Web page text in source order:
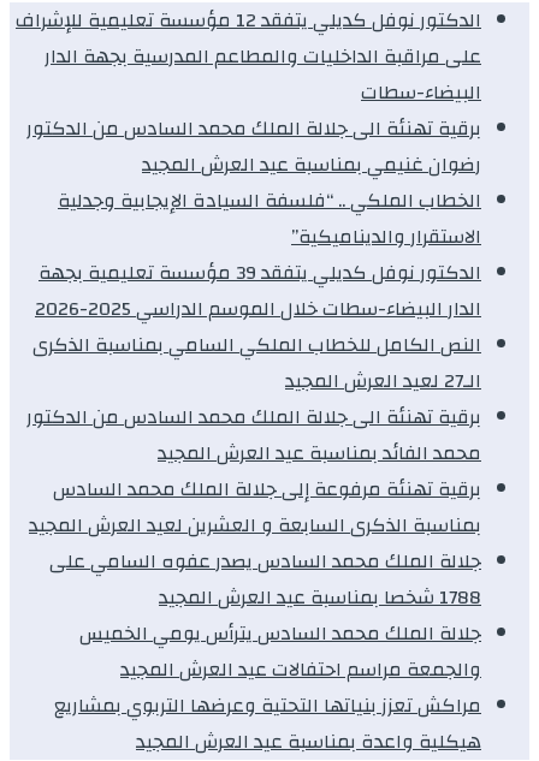
الدكتور نوفل كديلي يتفقد 12 مؤسسة تعليمية للإشراف
على مراقبة الداخليات والمطاعم المدرسية بجهة الدار
البيضاء-سطات
برقية تهنئة الى جلالة الملك محمد السادس من الدكتور
رضوان غنيمي بمناسبة عيد العرش المجيد
الخطاب الملكي .. “فلسفة السيادة الإيجابية وجدلية
الاستقرار والديناميكية”
الدكتور نوفل كديلي يتفقد 39 مؤسسة تعليمية بجهة
الدار البيضاء-سطات خلال الموسم الدراسي 2025-2026
النص الكامل للخطاب الملكي السامي بمناسبة الذكرى
الـ27 لعيد العرش المجيد
برقية تهنئة الى جلالة الملك محمد السادس من الدكتور
محمد الفائد بمناسبة عيد العرش المجيد
برقية تهنئة مرفوعة إلى جلالة الملك محمد السادس
بمناسبة الذكرى السابعة و العشرين لعيد العرش المجيد
جلالة الملك محمد السادس يصدر عفوه السامي على
1788 شخصا بمناسبة عيد العرش المجيد
جلالة الملك محمد السادس يترأس يومي الخميس
والجمعة مراسم احتفالات عيد العرش المجيد
مراكش تعزز بنياتها التحتية وعرضها التربوي بمشاريع
هيكلية واعدة بمناسبة عيد العرش المجيد